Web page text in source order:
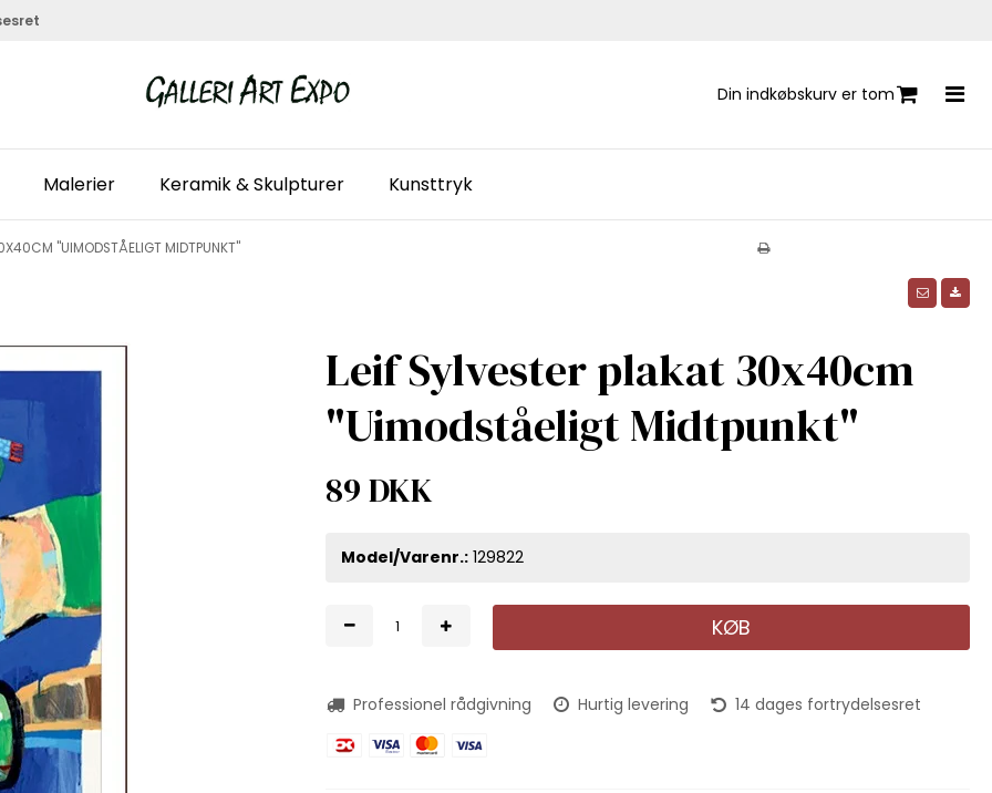
Din indkøbskurv er tom
Malerier Keramik & Skulpturer Kunsttryk
"UIMODSTÅELIGT MIDTPUNKT"
Leif Sylvester plakat 30x40cm
"Uimodståeligt Midtpunkt"
89 DKK
Model/Varenr.: 129822
KØB
Professionel rådgivning Hurtig levering 14 dages fortrydelsesret